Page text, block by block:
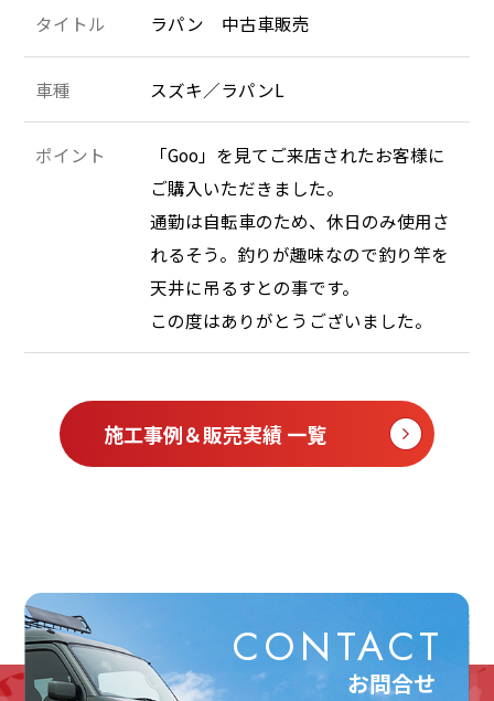
タイトル ラパン 中古車販売
車種 スズキ／ラパンL
ポイント
「Goo」を見てご来店されたお客様に
ご購入いただきました。
通勤は自転車のため、休日のみ使用さ
れるそう。釣りが趣味なので釣り竿を
天井に吊るすとの事です。
この度はありがとうございました。
施工事例＆販売実績 一覧
CONTACT
お問合せ